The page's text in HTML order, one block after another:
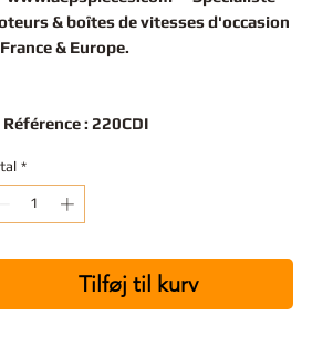
& boîtes de vitesses d'occasion
& Europe.
Référence : 220CDI
*
Tilføj til kurv